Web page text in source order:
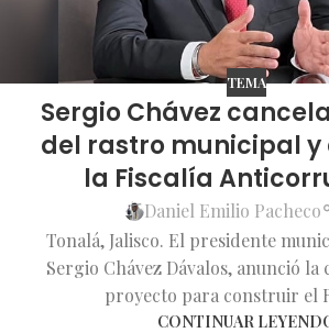
TEMA
Sergio Chávez
del rastro municipal
la Fiscalía
Daniel Emilio Pacheco
Tonalá, Jalisco. El presidente
Sergio Chávez Dávalos, anunció la
proyecto para construir el
CONTINUAR